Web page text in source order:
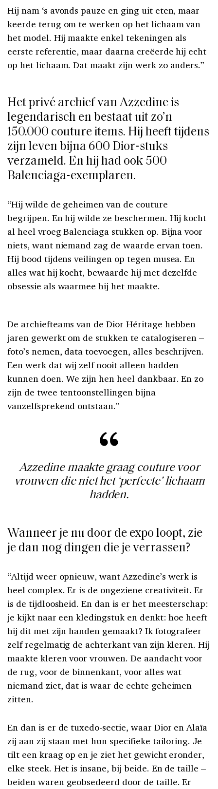
Hij nam ‘s avonds pauze en ging uit eten, maar
keerde terug om te werken op het lichaam van
het model. Hij maakte enkel tekeningen als
eerste referentie, maar daarna creëerde hij echt
op het lichaam. Dat maakt zijn werk zo anders.”
Het privé archief van Azzedine is
legendarisch en bestaat uit zo’n
150.000 couture items. Hij heeft tijdens
zijn leven bijna 600 Dior-stuks
verzameld. En hij had ook 500
Balenciaga-exemplaren.
“Hij wilde de geheimen van de couture
begrijpen. En hij wilde ze beschermen. Hij kocht
al heel vroeg Balenciaga stukken op. Bijna voor
niets, want niemand zag de waarde ervan toen.
Hij bood tijdens veilingen op tegen musea. En
alles wat hij kocht, bewaarde hij met dezelfde
obsessie als waarmee hij het maakte.
De archiefteams van de Dior Héritage hebben
jaren gewerkt om de stukken te catalogiseren –
foto’s nemen, data toevoegen, alles beschrijven.
Een werk dat wij zelf nooit alleen hadden
kunnen doen. We zijn hen heel dankbaar. En zo
zijn de twee tentoonstellingen bijna
vanzelfsprekend ontstaan.”
Azzedine maakte graag couture voor
vrouwen die niet het ‘perfecte’ lichaam
hadden.
Wanneer je nu door de expo loopt, zie
je dan nog dingen die je verrassen?
“Altijd weer opnieuw, want Azzedine’s werk is
heel complex. Er is de ongeziene creativiteit. Er
is de tijdloosheid. En dan is er het meesterschap:
je kijkt naar een kledingstuk en denkt: hoe heeft
hij dit met zijn handen gemaakt? Ik fotografeer
zelf regelmatig de achterkant van zijn kleren. Hij
maakte kleren voor vrouwen. De aandacht voor
de rug, voor de binnenkant, voor alles wat
niemand ziet, dat is waar de echte geheimen
zitten.
En dan is er de tuxedo-sectie, waar Dior en Alaïa
zij aan zij staan met hun specifieke tailoring. Je
tilt een kraag op en je ziet het gewicht eronder,
elke steek. Het is insane, bij beide. En de taille –
beiden waren geobsedeerd door de taille. Er